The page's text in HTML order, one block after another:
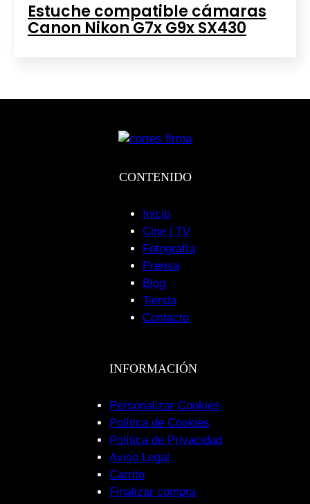
Estuche compatible cámaras
Canon Nikon G7x G9x SX430
CONTENIDO
Inicio
Cine | TV
Fotografía
Prensa
Blog
Tienda
Contacto
INFORMACIÓN
Personalizar Cookies
Política de Cookies
Política de Privacidad
Aviso Legal
Carrito
Finalizar compra